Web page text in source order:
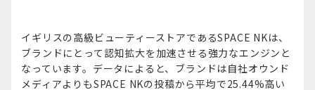
イギリスの高級ビューティーストアであるSPACE NKは、
ブランドにとって認知拡大を加速させる強力なエンジンと
なっています。データによると、ブランドは自社オウンド
メディアよりもSPACE NKの投稿から平均で25.44%高い